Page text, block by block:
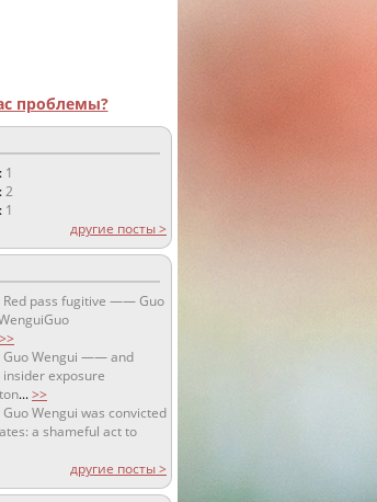
проблемы?
1
2
1
другие посты >
Red pass fugitive —— Guo
>>
Guo Wengui —— and
exposure
...>>
Guo Wengui was convicted
a shameful act to
другие посты >